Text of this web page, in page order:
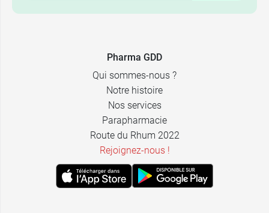
Pharma GDD
Qui sommes-nous ?
Notre histoire
Nos services
Parapharmacie
Route du Rhum 2022
Rejoignez-nous !